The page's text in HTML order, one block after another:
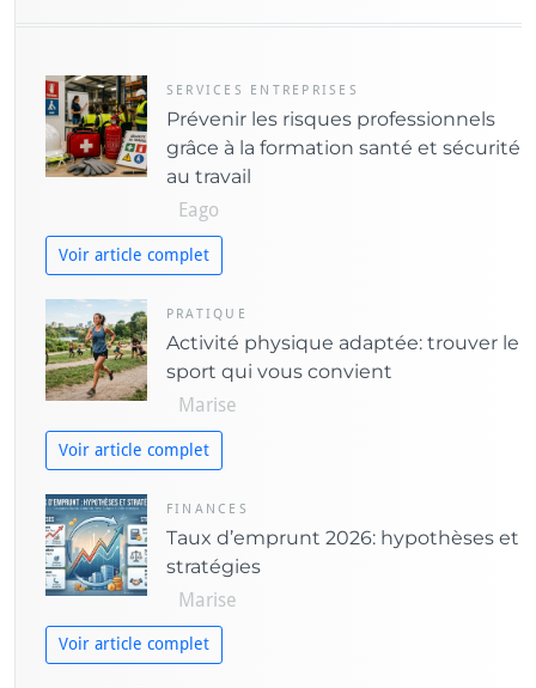
o
r
i
e
SERVICES ENTREPRISES
Prévenir les risques professionnels
grâce à la formation santé et sécurité
au travail
Eago
Voir article complet
PRATIQUE
Activité physique adaptée: trouver le
sport qui vous convient
Marise
Voir article complet
FINANCES
Taux d’emprunt 2026: hypothèses et
stratégies
Marise
Voir article complet